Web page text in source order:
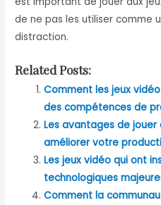
de ne pas les utiliser comme
distraction.
Related Posts:
Comment les jeux
des compétences de
Les avantages de
améliorer votre
Les jeux vidéo qui ont
technologiques
Comment la